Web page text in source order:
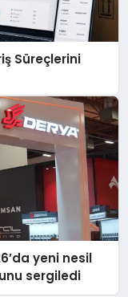
Süreçlerini
yeni nesil
sergiledi